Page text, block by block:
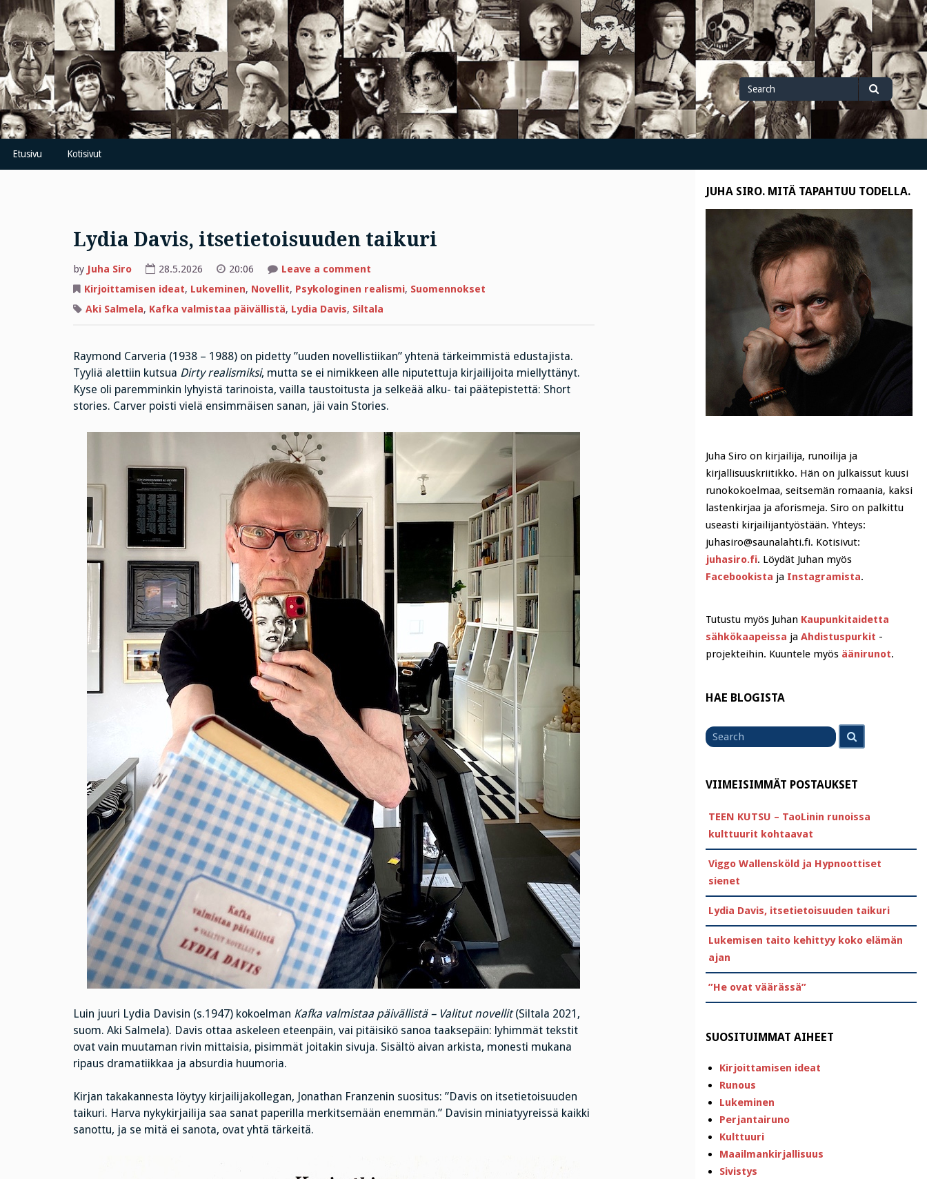
Skip
to
content
Search
for
Search
Etusivu Kotisivut
Lydia Davis, itsetietoisuuden taikuri
by Juha Siro 28.5.2026 20:06 Leave a commenton
Davis,
itsetietoisuuden
taikuri
Kirjoittamisen ideat, Lukeminen, Novellit, Psykologinen realismi, Suomennokset
Aki Salmela, Kafka valmistaa päivällistä, Lydia Davis, Siltala
Raymond Carveria (1938 – 1988) on pidetty ”uuden novellistiikan” yhtenä tärkeimmistä edustajista.
Tyyliä alettiin kutsua Dirty realismiksi, mutta se ei nimikkeen alle niputettuja kirjailijoita miellyttänyt.
Kyse oli paremminkin lyhyistä tarinoista, vailla taustoitusta ja selkeää alku- tai päätepistettä: Short
stories. Carver poisti vielä ensimmäisen sanan, jäi vain Stories.
Luin juuri Lydia Davisin (s.1947) kokoelman Kafka valmistaa päivällistä – Valitut novellit(Siltala 2021,
suom. Aki Salmela). Davis ottaa askeleen eteenpäin, vai pitäisikö sanoa taaksepäin: lyhimmät tekstit
ovat vain muutaman rivin mittaisia, pisimmät joitakin sivuja. Sisältö aivan arkista, monesti mukana
ripaus dramatiikkaa ja absurdia huumoria.
Kirjan takakannesta löytyy kirjailijakollegan, Jonathan Franzenin suositus: ”Davis on itsetietoisuuden
taikuri. Harva nykykirjailija saa sanat paperilla merkitsemään enemmän.” Davisin miniatyyreissä kaikki
sanottu, ja se mitä ei sanota, ovat yhtä tärkeitä.
JUHA SIRO. MITÄ TAPAHTUU TODELLA.
Juha Siro on kirjailija, runoilija ja
kirjallisuuskriitikko. Hän on julkaissut kuusi
runokokoelmaa, seitsemän romaania, kaksi
lastenkirjaa ja aforismeja. Siro on palkittu
useasti kirjailijantyöstään. Yhteys:
juhasiro@saunalahti.fi. Kotisivut:
juhasiro.fi. Löydät Juhan myös
Facebookista ja Instagramista.
Tutustu myös Juhan Kaupunkitaidetta
sähkökaapeissa ja Ahdistuspurkit -
projekteihin. Kuuntele myös äänirunot.
HAE BLOGISTA
for
VIIMEISIMMÄT POSTAUKSET
TEEN KUTSU – TaoLinin runoissa
kulttuurit kohtaavat
Viggo Wallensköld ja Hypnoottiset
sienet
Lydia Davis, itsetietoisuuden taikuri
Lukemisen taito kehittyy koko elämän
ajan
”He ovat väärässä”
SUOSITUIMMAT AIHEET
Kirjoittamisen ideat
Runous
Lukeminen
Perjantairuno
Kulttuuri
Maailmankirjallisuus
Sivistys